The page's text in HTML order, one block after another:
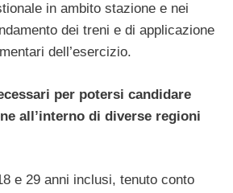
in ambito stazione e nei
dei treni e di applicazione
dell’esercizio.
per potersi candidare
all’interno di diverse regioni
e 29 anni inclusi, tenuto conto